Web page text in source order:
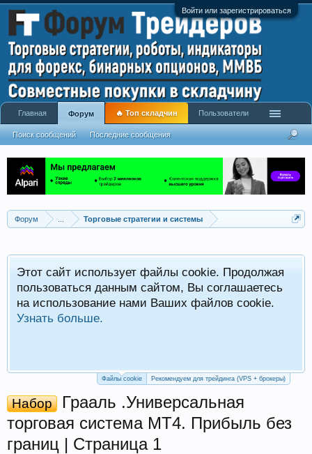
Войти или зарегистрироваться
Форум Торговые стратегии и системы
Этот сайт использует файлы cookie. Продолжая
пользоваться данным сайтом, Вы соглашаетесь
на использование нами Ваших файлов cookie.
Узнать больше.
Файлы cookie Рекомендуем для трейдинга (VPS + брокеры)
Набор
Грааль .Универсальная
торговая система MT4. Прибыль без
границ | Страница 1
Главная Форум
Поиск сообщений Последние сообщения
🔥 Топ складчин Пользователи